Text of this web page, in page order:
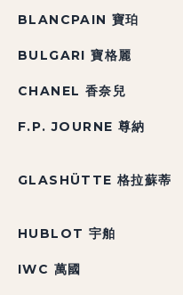
BLANCPAIN 寶珀
BULGARI 寶格麗
CHANEL 香奈兒
F.P. JOURNE 尊納
GLASHÜTTE 格拉蘇蒂
HUBLOT 宇舶
IWC 萬國